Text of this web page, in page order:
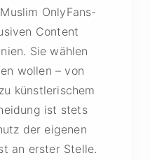
OnlyFans-
Content
Sie wählen
wollen – von
künstlerischem
ist stets
der eigenen
an erster Stelle.